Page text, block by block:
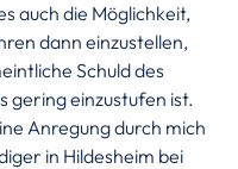
auch die Möglichkeit,
dann einzustellen,
Schuld des
gering einzustufen ist.
Anregung durch mich
in Hildesheim bei